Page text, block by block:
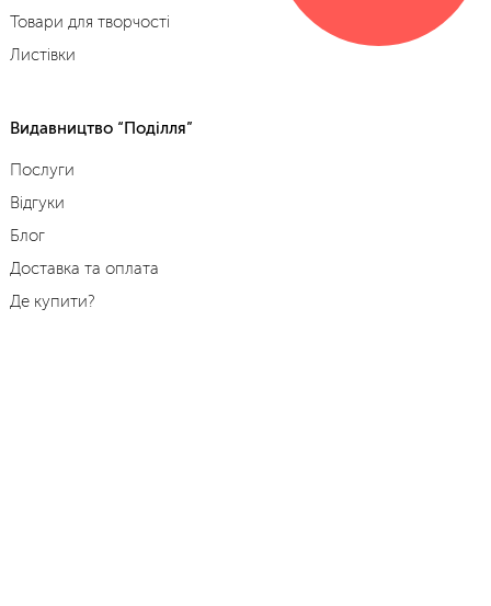
Товари для творчості
Листівки
Видавництво “Поділля”
Послуги
Відгуки
Блог
Доставка та оплата
Де купити?